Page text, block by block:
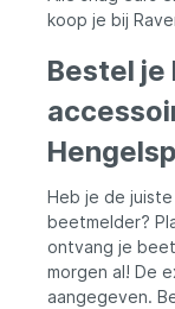
koop je bij
Bestel
Heb je de
beetmelder?
ontvang je
morgen al! De
aangegeven.